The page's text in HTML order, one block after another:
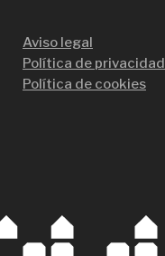
Aviso legal
Política de privacidad
Política de cookies